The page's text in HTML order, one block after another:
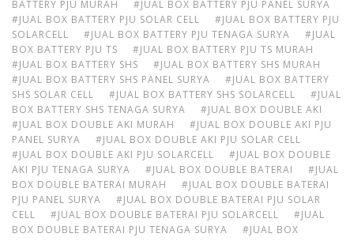
BATTERY PJU MURAH
#JUAL BOX BATTERY PJU PANEL SURYA
#JUAL BOX BATTERY PJU SOLAR CELL
#JUAL BOX BATTERY PJU
SOLARCELL
#JUAL BOX BATTERY PJU TENAGA SURYA
#JUAL
BOX BATTERY PJU TS
#JUAL BOX BATTERY PJU TS MURAH
#JUAL BOX BATTERY SHS
#JUAL BOX BATTERY SHS MURAH
#JUAL BOX BATTERY SHS PANEL SURYA
#JUAL BOX BATTERY
SHS SOLAR CELL
#JUAL BOX BATTERY SHS SOLARCELL
#JUAL
BOX BATTERY SHS TENAGA SURYA
#JUAL BOX DOUBLE AKI
#JUAL BOX DOUBLE AKI MURAH
#JUAL BOX DOUBLE AKI PJU
PANEL SURYA
#JUAL BOX DOUBLE AKI PJU SOLAR CELL
#JUAL BOX DOUBLE AKI PJU SOLARCELL
#JUAL BOX DOUBLE
AKI PJU TENAGA SURYA
#JUAL BOX DOUBLE BATERAI
#JUAL
BOX DOUBLE BATERAI MURAH
#JUAL BOX DOUBLE BATERAI
PJU PANEL SURYA
#JUAL BOX DOUBLE BATERAI PJU SOLAR
CELL
#JUAL BOX DOUBLE BATERAI PJU SOLARCELL
#JUAL
BOX DOUBLE BATERAI PJU TENAGA SURYA
#JUAL BOX